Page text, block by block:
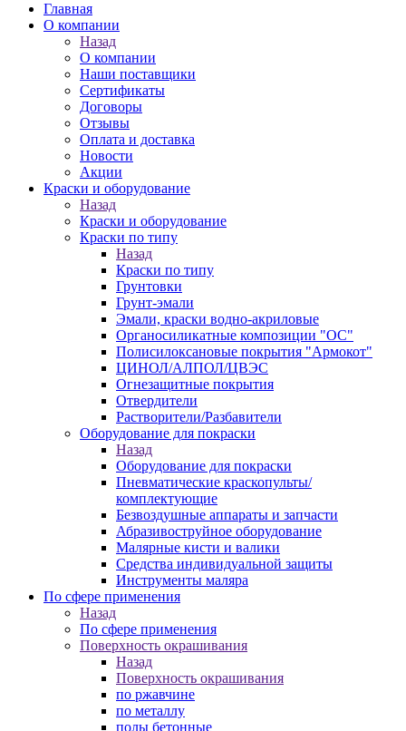
Главная
О компании
Назад
О компании
Наши поставщики
Сертификаты
Договоры
Отзывы
Оплата и доставка
Новости
Акции
Краски и оборудование
Назад
Краски и оборудование
Краски по типу
Назад
Краски по типу
Грунтовки
Грунт-эмали
Эмали, краски водно-акриловые
Органосиликатные композиции "ОС"
Полисилоксановые покрытия "Армокот"
ЦИНОЛ/АЛПОЛ/ЦВЭС
Огнезащитные покрытия
Отвердители
Растворители/Разбавители
Оборудование для покраски
Назад
Оборудование для покраски
Пневматические краскопульты/
комплектующие
Безвоздушные аппараты и запчасти
Абразивоструйное оборудование
Малярные кисти и валики
Средства индивидуальной защиты
Инструменты маляра
По сфере применения
Назад
По сфере применения
Поверхность окрашивания
Назад
Поверхность окрашивания
по ржавчине
по металлу
полы бетонные